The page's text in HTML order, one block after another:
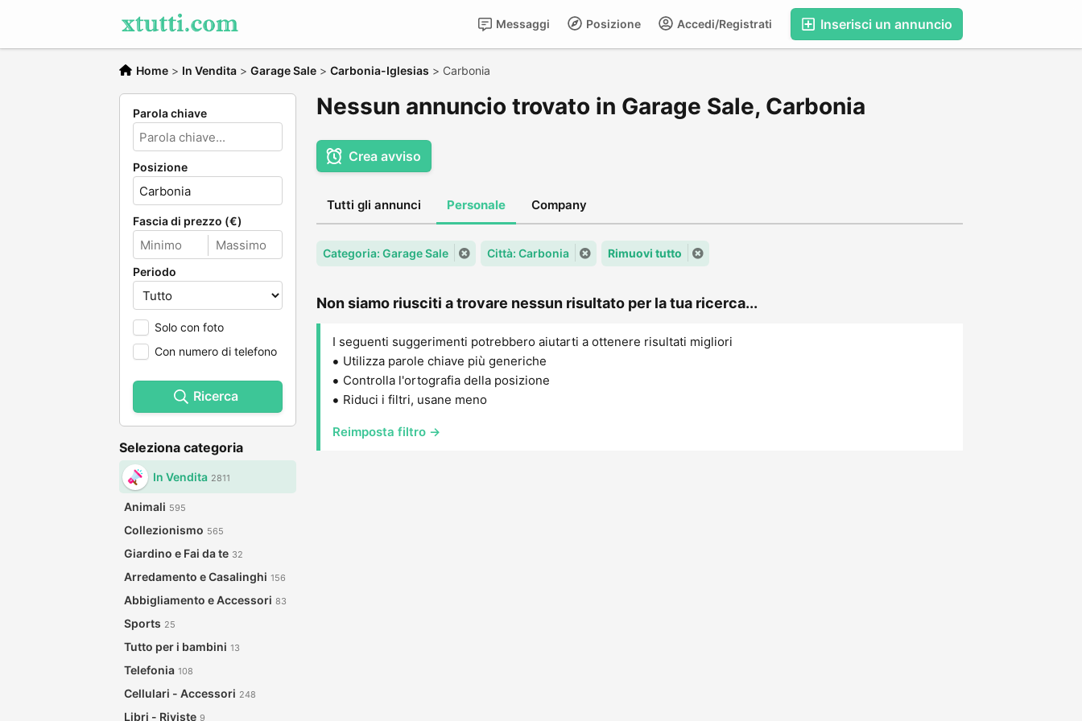
Inserisci un annuncio
Accedi/Registrati
Posizione
Messaggi
Home > In Vendita > Garage Sale > Carbonia-Iglesias > Carbonia
Parola chiave
Posizione
Fascia di prezzo (€)
Periodo
Solo con foto
Con numero di telefono
Ricerca
Seleziona categoria
In Vendita 2811
Animali 595
Collezionismo 565
Giardino e Fai da te 32
Arredamento e Casalinghi 156
Abbigliamento e Accessori 83
Sports 25
Tutto per i bambini 13
Telefonia 108
Cellulari - Accessori 248
Libri - Riviste 9
Nessun annuncio trovato in Garage Sale, Carbonia
Crea avviso
Tutti gli annunci Personale Company
Categoria: Garage Sale Città: Carbonia Rimuovi tutto
Non siamo riusciti a trovare nessun risultato per la tua ricerca...
I seguenti suggerimenti potrebbero aiutarti a ottenere risultati migliori
Utilizza parole chiave più generiche
Controlla l'ortografia della posizione
Riduci i filtri, usane meno
Reimposta filtro →